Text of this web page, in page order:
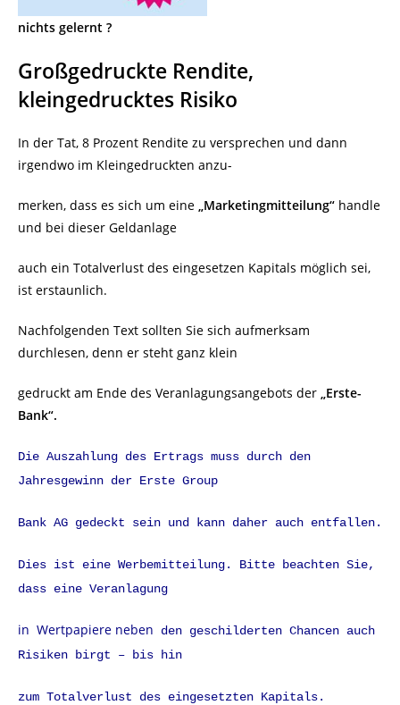
nichts gelernt ?
Großgedruckte Rendite,
kleingedrucktes Risiko
In der Tat, 8 Prozent Rendite zu versprechen und dann
irgendwo im Kleingedruckten anzu-
merken, dass es sich um eine „Marketingmitteilung“ handle
und bei dieser Geldanlage
auch ein Totalverlust des eingesetzen Kapitals möglich sei,
ist erstaunlich.
Nachfolgenden Text sollten Sie sich aufmerksam
durchlesen, denn er steht ganz klein
gedruckt am Ende des Veranlagungsangebots der „Erste-
Bank“.
Die Auszahlung des Ertrags muss durch den
Jahresgewinn der Erste Group
Bank AG gedeckt sein und kann daher auch entfallen.
Dies ist eine Werbemitteilung. Bitte beachten Sie,
dass eine Veranlagung
in Wertpapiere neben den geschilderten Chancen auch
Risiken birgt – bis hin
zum Totalverlust des eingesetzten Kapitals.